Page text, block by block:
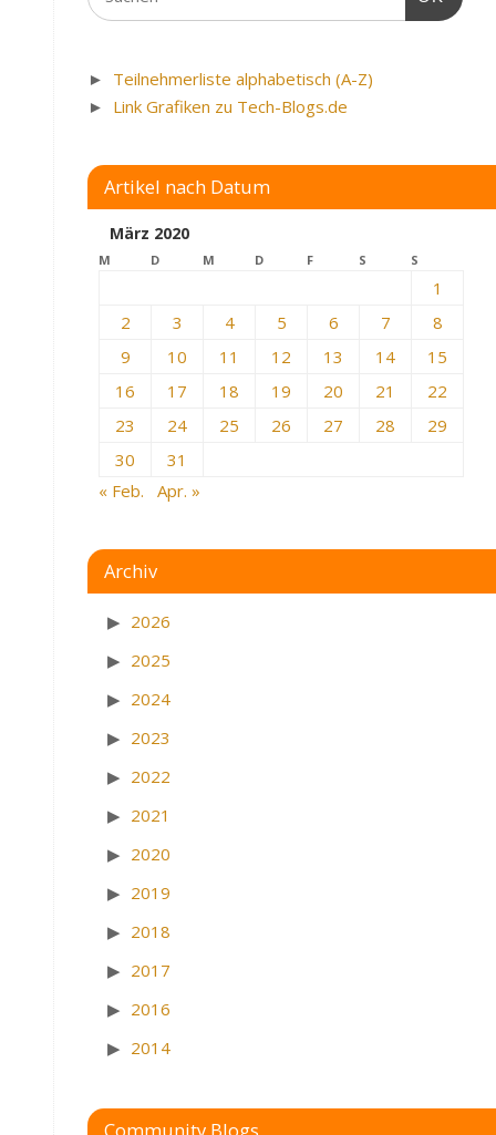
► Teilnehmerliste alphabetisch (A-Z)
► Link Grafiken zu Tech-Blogs.de
Artikel nach Datum
März 2020
M D M D F S S
1
2
3 4 5 6 7
8
9
10 11 12 13 14
15
16
17 18 19 20 21
22
23
24 25 26 27 28
29
30
31
« Feb.
Apr. »
Archiv
2026
2025
2024
2023
2022
2021
2020
2019
2018
2017
2016
2014
Community Blogs